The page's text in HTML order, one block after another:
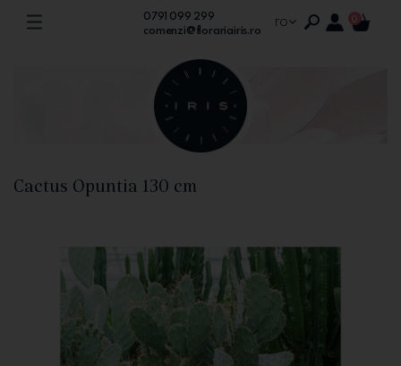
0791 099 299
comenzi@florariairis.ro
ro 0
Cactus Opuntia 130 cm